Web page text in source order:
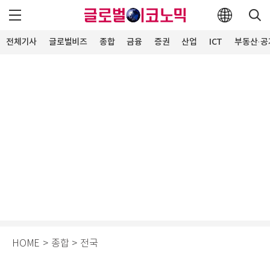
전체기사 글로벌비즈 종합 금융 증권 산업 ICT 부동산·
HOME > 종합 > 전국